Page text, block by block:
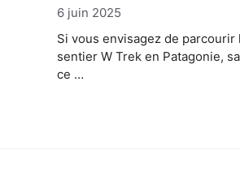
6 juin 2025
Si vous envisagez de parcourir
sentier W Trek en Patagonie,
ce …